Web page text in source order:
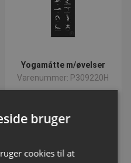
Yogamåtte m/øvelser
Varenummer: P309220H
Fra DKK 138,75
bruger
cookies til at